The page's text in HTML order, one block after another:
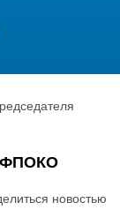
новостью